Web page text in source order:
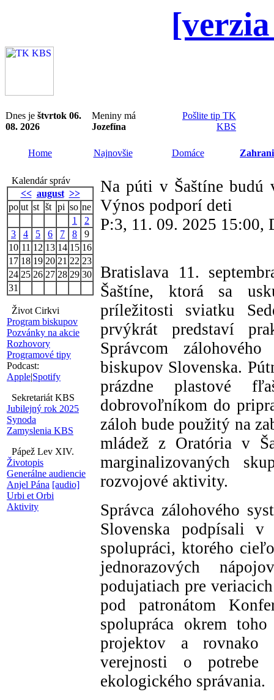
Dnes je štvrtok 06.
08. 2026
Meniny má
Jozefína
Pošlite tip TK
KBS
Home Najnovšie Domáce
Kalendár správ
<< august >>
po ut st št pi so ne
1
2
3
4 5 6 7 8
9
10 11 12 13 14 15 16
17 18 19 20 21 22 23
24 25 26 27 28 29 30
31
Život Cirkvi
Program biskupov
Pozvánky na akcie
Rozhovory
Programové tipy
Podcast:
Apple|Spotify
Sekretariát KBS
Jubilejný rok 2025
Synoda
Zamyslenia KBS
Pápež Lev XIV.
Životopis
Generálne audiencie
Anjel Pána [audio]
Urbi et Orbi
Aktivity
Na púti v Šaštíne budú
Výnos podporí deti
P:3, 11. 09. 2025 15:00,
Bratislava 11.
Šaštíne, ktorá sa
príležitosti sviatku
prvýkrát predstaví
Správcom
biskupov Slovenska.
prázdne plastové
dobrovoľníkom do
záloh bude použitý na
mládež z Oratória v
marginalizovaných
rozvojové aktivity.
Správca zálohového
Slovenska podpísali
spolupráci, ktorého
jednorazových
podujatiach pre
pod patronátom
spolupráca okrem
projektov a rovnako
verejnosti o potrebe
ekologického správania.